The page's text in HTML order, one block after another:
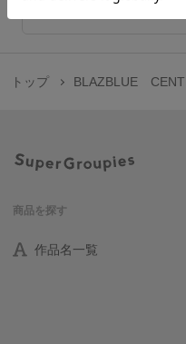
トップ BLAZBLUE
商品を探す
作品名一覧